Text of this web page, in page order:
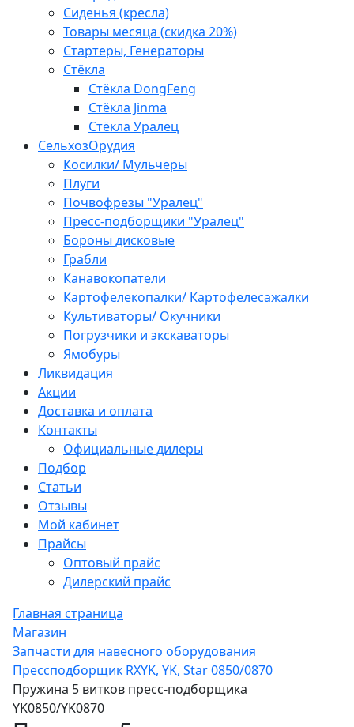
Сиденья (кресла)
Товары месяца (скидка 20%)
Стартеры, Генераторы
Стёкла
Стёкла DongFeng
Стёкла Jinma
Стёкла Уралец
СельхозОрудия
Косилки/ Мульчеры
Плуги
Почвофрезы "Уралец"
Пресс-подборщики "Уралец"
Бороны дисковые
Грабли
Канавокопатели
Картофелекопалки/ Картофелесажалки
Культиваторы/ Окучники
Погрузчики и экскаваторы
Ямобуры
Ликвидация
Акции
Доставка и оплата
Контакты
Официальные дилеры
Подбор
Статьи
Отзывы
Мой кабинет
Прайсы
Оптовый прайс
Дилерский прайс
Главная страница
Магазин
Запчасти для навесного оборудования
Прессподборщик RXYK, YK, Star 0850/0870
Пружина 5 витков пресс-подборщика
YK0850/YK0870